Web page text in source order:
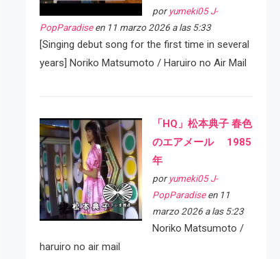
por yumeki05 J-
PopParadiseen 11 marzo 2026 a las 5:33
[Singing debut song for the first time in several
years] Noriko Matsumoto / Haruiro no Air Mail
「HQ」松本典子 春色
のエアメール 1985
年
por yumeki05 J-
PopParadiseen 11
marzo 2026 a las 5:23
Noriko Matsumoto /
haruiro no air mail